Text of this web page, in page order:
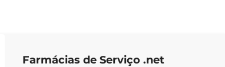
Farmácias de Serviço .net